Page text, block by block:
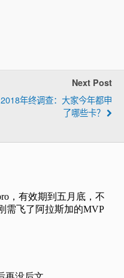
Next Post
2018年终调查：大家今年都申
了哪些卡？